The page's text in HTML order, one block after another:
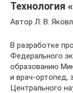
Технология
Автор Л. В.
В разработке
Федераль­ного
образованию
и врач-ортопед,
Центрального